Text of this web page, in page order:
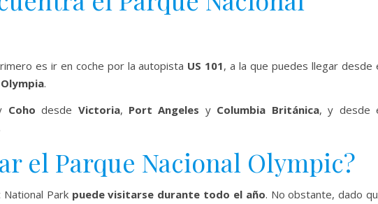
es ir en coche por la autopista US 101, a la que puedes llegar desde
Olympia.
Coho desde Victoria, Port Angeles y Columbia Británica, y desde
el Parque Nacional Olympic?
National Park puede visitarse durante todo el año. No obstante, dado